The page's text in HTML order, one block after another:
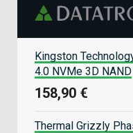
Kingston
4.0 NVMe 3D NAND
158,90 €
Thermal Grizzly